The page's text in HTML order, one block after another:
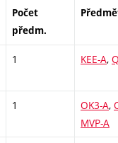
Počet
předm.
1 KEE-A,
1 OK3-A,
MVP-A